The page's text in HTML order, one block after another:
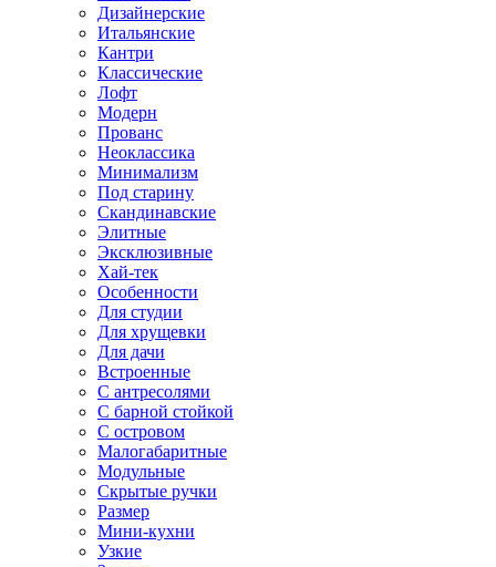
Дизайнерские
Итальянские
Кантри
Классические
Лофт
Модерн
Прованс
Неоклассика
Минимализм
Под старину
Скандинавские
Элитные
Эксклюзивные
Хай-тек
Особенности
Для студии
Для хрущевки
Для дачи
Встроенные
С антресолями
С барной стойкой
С островом
Малогабаритные
Модульные
Скрытые ручки
Размер
Мини-кухни
Узкие